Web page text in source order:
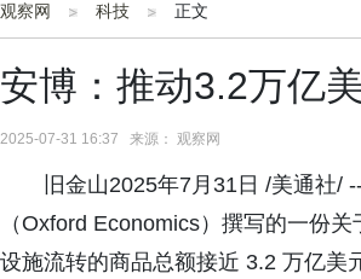
观察网 科技 正文
安博：推动3.2万亿
2025-07-31 16:37 来源： 观察网
旧金山2025年7月31日 /美通社/
（Oxford Economics）撰写的一份
设施流转的商品总额接近 3.2 万亿美